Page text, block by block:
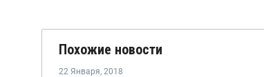
Похожие новости
22 Января, 2018